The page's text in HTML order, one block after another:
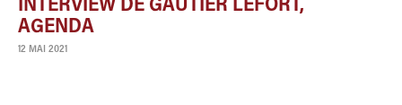
INTERVIEW DE GAUTIER LEFORT,
AGENDA
12 MAI 2021